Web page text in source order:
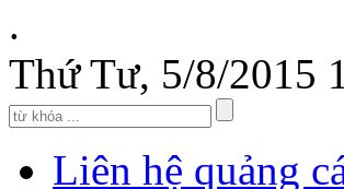
.
Thứ Tư, 5/8/2015
Liên hệ quảng